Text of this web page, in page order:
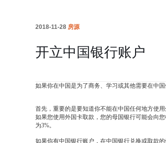
2018-11-28 房源
开立中国银行账户
如果你在中国是为了商务、学习或其他需要在中
首先，重要的是要知道你不能在中国任何地方使
如果您使用外国卡取款，您的母国银行可能会向
为3%。
如果你有中国银行账户，在中国银行兑换或取款的